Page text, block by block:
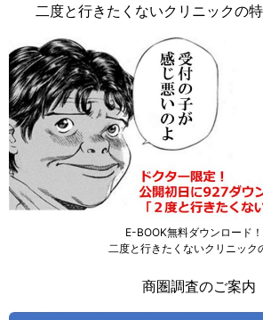
二度と行きたくないクリニックの
E-BOOK無料ダウンロード！
二度と行きたくないクリニック
商圏調査のご案内